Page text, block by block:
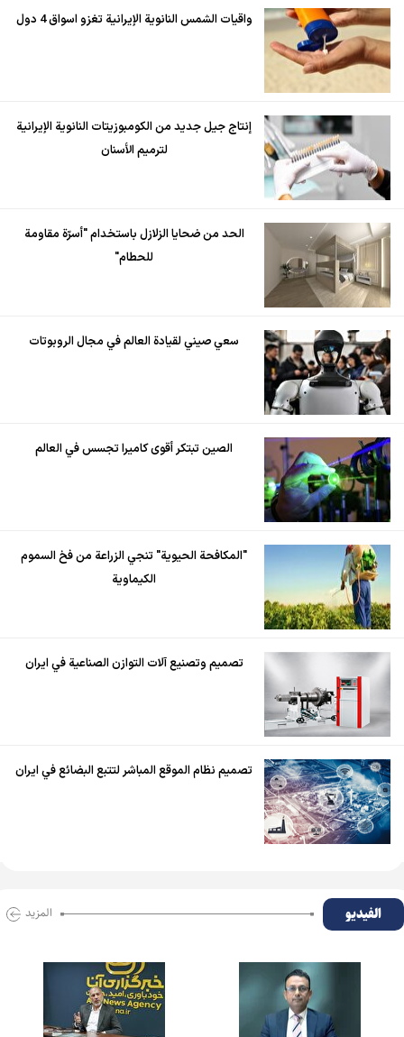
واقيات الشمس النانوية الإيرانية تغزو اسواق 4 دول
إنتاج جيل جديد من الكومبوزيتات النانوية الإيرانية
لترميم الأسنان
الحد من ضحايا الزلازل باستخدام "أسرّة مقاومة
للحطام"
سعي صيني لقيادة العالم في مجال الروبوتات
الصين تبتكر أقوى كاميرا تجسس في العالم
"المكافحة الحيوية" تنجي الزراعة من فخ السموم
الكيماوية
تصميم وتصنيع آلات التوازن الصناعية في ايران
تصميم نظام الموقع المباشر لتتبع البضائع في ايران
الفیدیو المزید